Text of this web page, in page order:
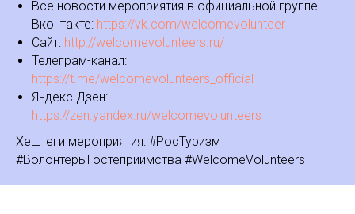
Все новости мероприятия в официальной группе
Вконтакте: https://vk.com/welcomevolunteer
Сайт: http://welcomevolunteers.ru/
Телеграм-канал:
https://t.me/welcomevolunteers_official
Яндекс Дзен:
https://zen.yandex.ru/welcomevolunteers
Хештеги мероприятия: #РосТуризм
#ВолонтерыГостеприимства #WelcomeVolunteers